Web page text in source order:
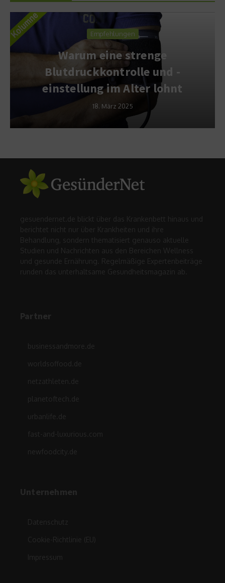
Empfehlungen
Warum eine strenge
Blutdruckkontrolle und -
einstellung im Alter lohnt
18. März 2025
gesuendernet.de blickt über das Krankenbett hinaus und
berichtet nicht nur über Krankheiten und ihre
Behandlung, sondern thematisiert genauso aktuelle
Studien und Nachrichten aus den Bereichen Wellness
und gesunde Ernährung. Regelmäßige Expertenbeiträge
runden das unterhaltsame Gesundheitsmagazin ab.
Partner
businessandmore.de
worldsoffood.de
netzathleten.de
planetoftech.de
urbanlife.de
fast-and-luxurious.com
newfoodcity.de
Unternehmen
Datenschutz
Cookie-Richtlinie (EU)
Impressum